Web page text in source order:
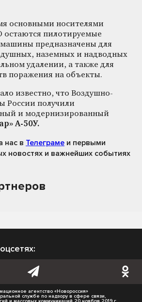
основными носителями
остаются пилотируемые
предназначены для
наземных и надводных
удалении, а также для
поражения на объекты.
известно, что Воздушно-
России получили
и модернизированный
А-50У.
нас в Телеграме и первыми
новостях и важнейших событиях
агентство «Новороссия»
службе по надзору в сфере связи,